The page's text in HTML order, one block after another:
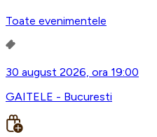
Toate evenimentele
30 august 2026, ora 19:00
GAITELE - Bucuresti